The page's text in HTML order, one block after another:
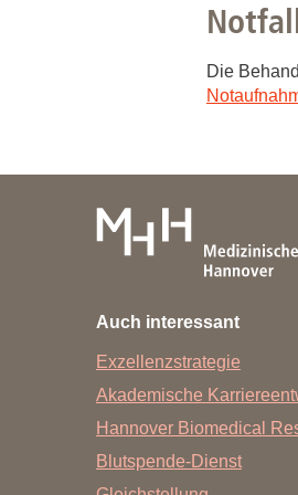
Die
Auch interessant
Exzellenzstrategie
Akademische
Hannover Biomedical
Blutspende-Dienst